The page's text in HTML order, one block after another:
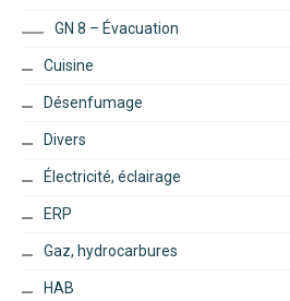
GN 8 – Évacuation
Cuisine
Désenfumage
Divers
Électricité, éclairage
ERP
Gaz, hydrocarbures
HAB